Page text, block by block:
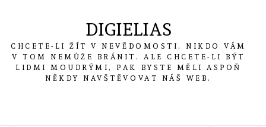
DIGIELIAS
CHCETE-LI ŽÍT V NEVĚDOMOSTI, NIKDO VÁM
V TOM NEMŮŽE BRÁNIT. ALE CHCETE-LI BÝT
LIDMI MOUDRÝMI, PAK BYSTE MĚLI ASPOŇ
NĚKDY NAVŠTĚVOVAT NÁŠ WEB.